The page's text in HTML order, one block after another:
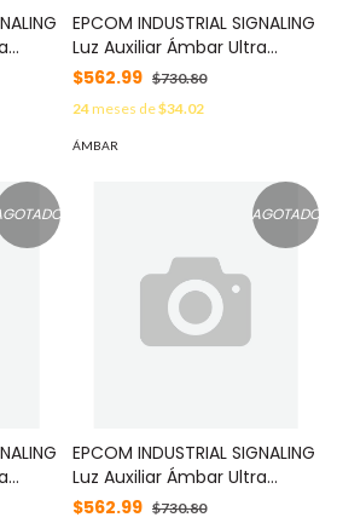
EPCOM INDUSTRIAL SIGNALING
Luz Auxiliar Ámbar Ultra
Brillante Para Automóviles,
Con Montaje Magnético
MOD: LTE335R
$562.99 $730.80
24meses de$34.02
ÁMBAR
AGOTADO
EPCOM INDUSTRIAL SIGNALING
Luz Auxiliar Ámbar Ultra
Brillante Para Automóviles,
$562.99 $730.80